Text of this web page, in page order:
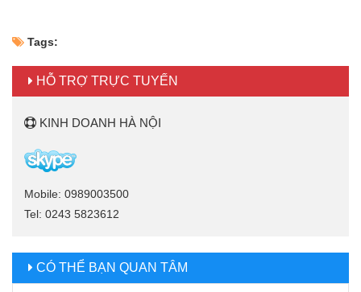
Tags:
HỖ TRỢ TRỰC TUYẾN
KINH DOANH HÀ NỘI
Mobile: 0989003500
Tel: 0243 5823612
CÓ THỂ BẠN QUAN TÂM